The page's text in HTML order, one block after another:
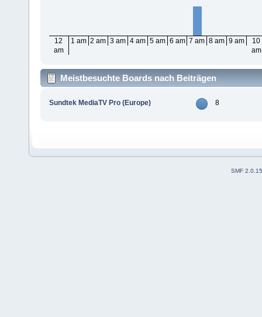
12
am
1 am 2 am 3 am 4 am 5 am 6 am 7 am 8 am 9 am
10
am
Meistbesuchte Boards nach Beiträgen
Sundtek MediaTV Pro (Europe) 8
SMF 2.0.15